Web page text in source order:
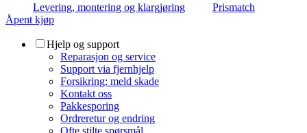
Levering, montering og klargjøring
Prismatch
Åpent kjøp
Hjelp og support
Reparasjon og service
Support via fjernhjelp
Forsikring: meld skade
Kontakt oss
Pakkesporing
Ordreretur og endring
Ofte stilte spørsmål